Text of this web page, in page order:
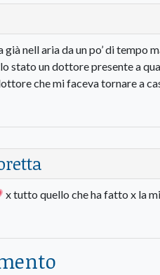
nell aria da un po’ di tempo
stato un dottore presente a
che mi faceva tornare a
x tutto quello che ha fatto x la